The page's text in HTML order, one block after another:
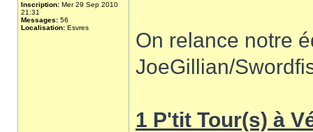
Inscription: Mer 29 Sep 2010
21:31
Messages: 56
Localisation: Esvres
On relance notre
JoeGillian/
1 P'tit Tour(s) à